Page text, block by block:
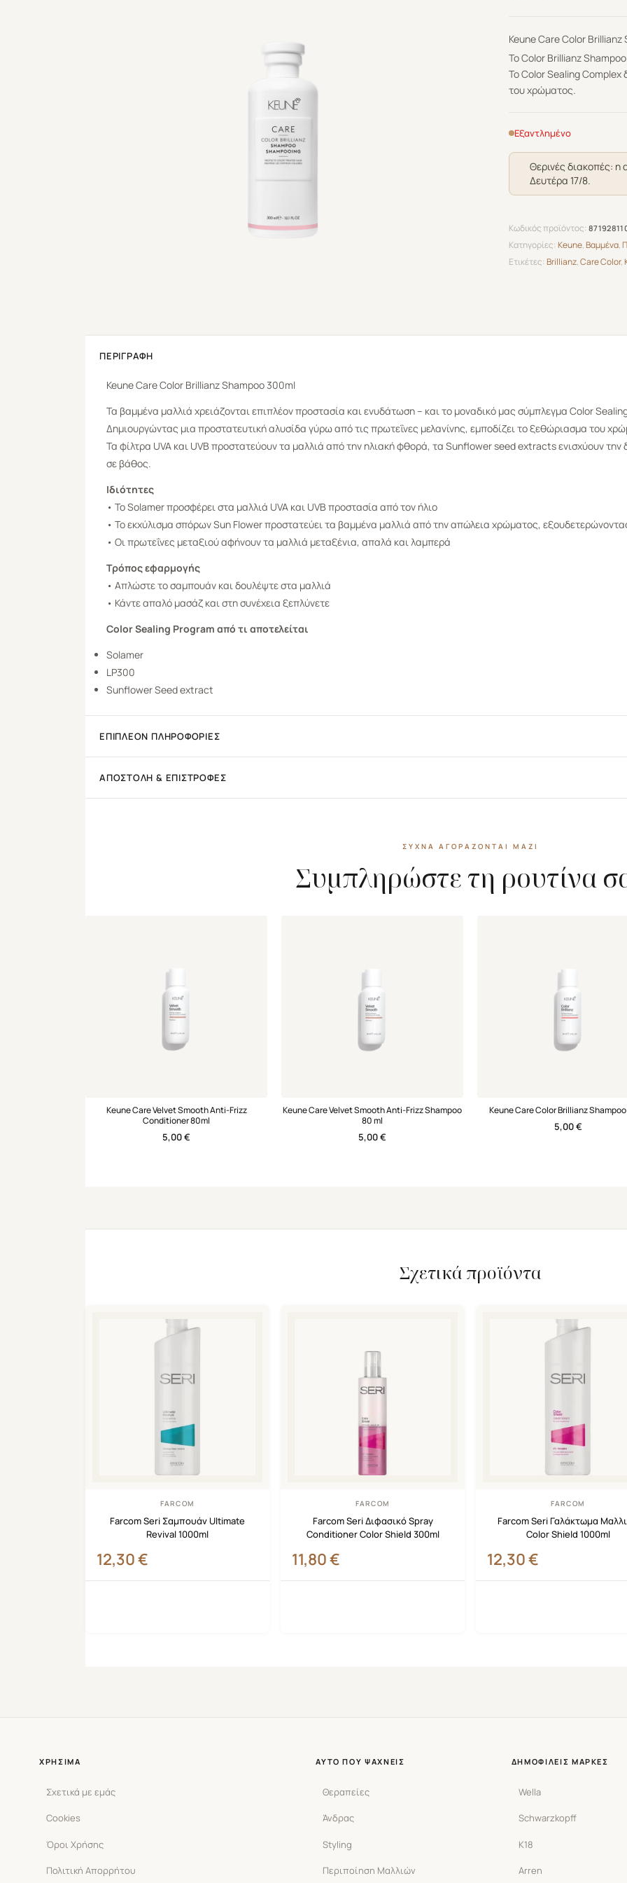
Keune Care Color
ΤοColor Brillianz Shampoo
Το Color Sealing Complex
του χρώματος.
Εξαντλημένο
Θερινές διακοπές: η
Δευτέρα 17/8.
Κωδικός προϊόντος:
Κατηγορίες:Keune,Βαμμένα,
Ετικέτες:Brillianz,Care Color,
ΠΕΡΙΓΡΑΦΉ
Keune CareColor BrillianzShampoo300ml
Τα βαμμένα μαλλιά χρειάζονται επιπλέον προστασία και ενυδάτωση – και το μοναδικό μας σύμπλεγμα Color
Δημιουργώντας μια προστατευτική αλυσίδα γύρω από τις πρωτεΐνες μελανίνης, εμποδίζει το ξεθώριασμα του
Τα φίλτρα UVA και UVB προστατεύουν τα μαλλιά από την ηλιακή φθορά, τα Sunflower seed extracts ενισχύουν
σε βάθος.
Ιδιότητες
• Το Solamer προσφέρει στα μαλλιά UVA και UVB προστασία από τον ήλιο
• Το εκχύλισμα σπόρων Sun Flower προστατεύει τα βαμμένα μαλλιά από την απώλεια χρώματος,
• Οι πρωτεΐνες μεταξιού αφήνουν τα μαλλιά μεταξένια, απαλά και λαμπερά
Τρόπος εφαρμογής
• Απλώστε το σαμπουάν και δουλέψτε στα μαλλιά
• Κάντε απαλό μασάζ και στη συνέχεια ξεπλύνετε
Color Sealing Program από τι αποτελείται
Solamer
LP300
Sunflower Seed extract
ΕΠΙΠΛΈΟΝ ΠΛΗΡΟΦΟΡΊΕΣ
ΑΠΟΣΤΟΛΉ & ΕΠΙΣΤΡΟΦΈΣ
ΣΥΧΝΆ ΑΓΟΡΆΖΟΝΤΑΙ ΜΑΖΊ
Συμπληρώστε τη ρουτίνα
Keune Care Velvet Smooth Anti-Frizz
Conditioner 80ml
5,00€
Keune Care Velvet Smooth Anti-Frizz Shampoo
80 ml
5,00€
Keune Care Color Brillianz
5,00€
Σχετικά προϊόντα
FARCOM
Farcom Seri Σαμπουάν Ultimate
Revival 1000ml
12,30€
FARCOM
Farcom Seri Διφασικό Spray
Conditioner Color Shield 300ml
11,80€
FARCOM
Farcom Seri Γαλάκτωμα
Color Shield 1000ml
12,30€
ΧΡΉΣΙΜΑ
Σχετικά με εμάς
Cookies
Όροι Χρήσης
Πολιτική Απορρήτου
ΑΥΤΌ ΠΟΥ ΨΆΧΝΕΙΣ
Θεραπείες
Άνδρας
Styling
Περιποίηση Μαλλιών
ΔΗΜΟΦΙΛΕΊΣ ΜΆΡΚΕΣ
Wella
Schwarzkopff
K18
Arren